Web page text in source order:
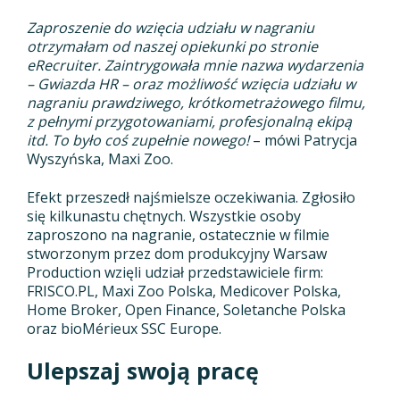
Zaproszenie do wzięcia udziału w nagraniu
otrzymałam od naszej opiekunki po stronie
eRecruiter. Zaintrygowała mnie nazwa wydarzenia
– Gwiazda HR–oraz możliwość wzięcia udziału w
nagraniu prawdziwego, krótkometrażowego filmu,
z pełnymi przygotowaniami, profesjonalną ekipą
itd. To było coś zupełnie nowego!– mówi Patrycja
Wyszyńska, Maxi Zoo.
Efekt przeszedł najśmielsze oczekiwania. Zgłosiło
się kilkunastu chętnych. Wszystkie osoby
zaproszono na nagranie, ostatecznie w filmie
stworzonym przez dom produkcyjny Warsaw
Production wzięli udział przedstawiciele firm:
FRISCO.PL, Maxi Zoo Polska, Medicover Polska,
Home Broker, Open Finance, Soletanche Polska
oraz bioMérieux SSC Europe.
Ulepszaj swoją pracę